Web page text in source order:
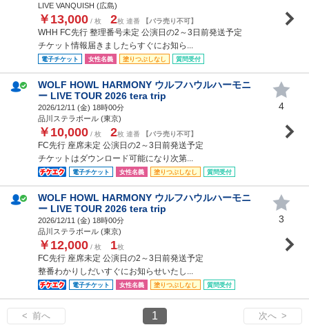
LIVE VANQUISH (広島)
￥13,000 / 枚 2枚 連番 【バラ売り不可】
WHH FC先行 整理番号未定 公演日の2～3日前発送予定
チケット情報届きましたらすぐにお知ら...
電子チケット 女性名義 塗りつぶしなし 質問受付
WOLF HOWL HARMONY ウルフハウルハーモニ
ー LIVE TOUR 2026 tera trip
2026/12/11 (金) 18時00分
品川ステラボール (東京)
￥10,000 / 枚 2枚 連番 【バラ売り不可】
FC先行 座席未定 公演日の2～3日前発送予定
チケットはダウンロード可能になり次第...
電子チケット 女性名義 塗りつぶしなし 質問受付
4
WOLF HOWL HARMONY ウルフハウルハーモニ
ー LIVE TOUR 2026 tera trip
2026/12/11 (金) 18時00分
品川ステラボール (東京)
￥12,000 / 枚 1枚
FC先行 座席未定 公演日の2～3日前発送予定
整番わかりしだいすぐにお知らせいたし...
電子チケット 女性名義 塗りつぶしなし 質問受付
3
< 前へ 1 次へ >